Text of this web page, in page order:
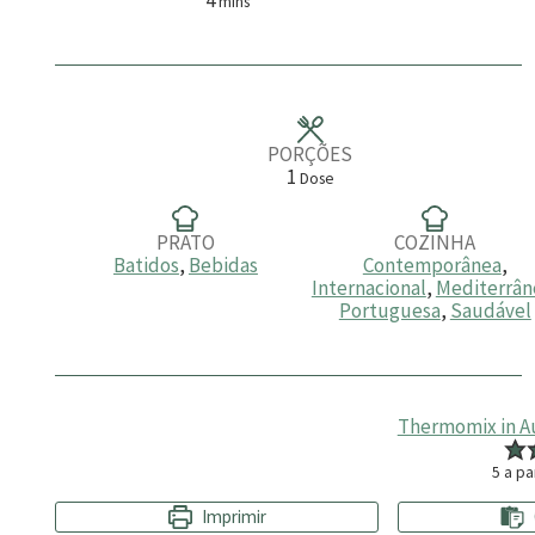
u
PORÇÕES
1 Dose
PRATO
Batidos, Bebidas
COZINHA
Contemporânea,
Internacional,
Portuguesa, Saudável
Thermomix in
5 a
Imprimir